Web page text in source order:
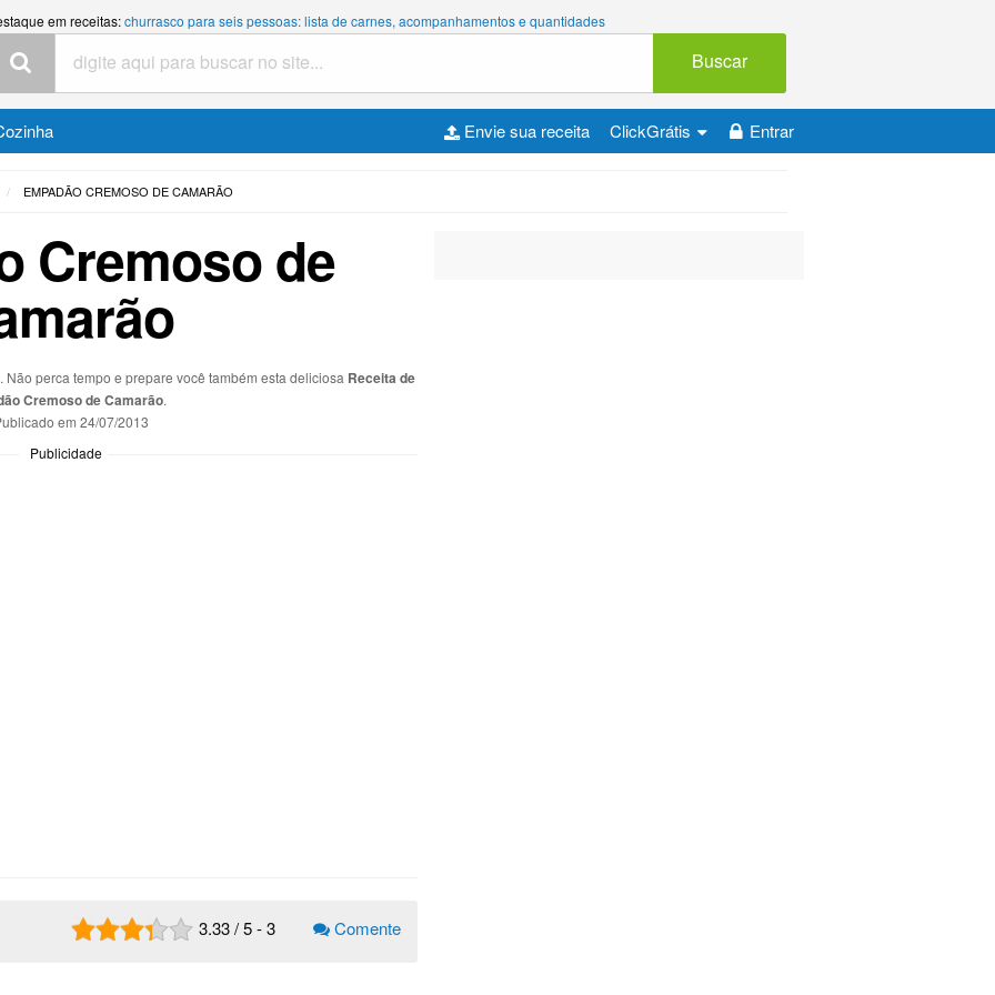
em receitas:churrasco para seis pessoas: lista de carnes, acompanhamentos e quantidades
Buscar
Entrar
ClickGrátis
Envie sua receita
EMPADÃO CREMOSO DE CAMARÃO
Cremoso de
perca tempo e prepare você também esta deliciosa Receita de
Cremoso de Camarão.
em 24/07/2013
Publicidade
3.33/5-3 Comente